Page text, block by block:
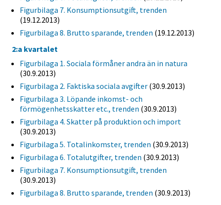
Figurbilaga 7. Konsumptionsutgift, trenden
(19.12.2013)
Figurbilaga 8. Brutto sparande, trenden (19.12.2013)
2:a kvartalet
Figurbilaga 1. Sociala förmåner andra än in natura
(30.9.2013)
Figurbilaga 2. Faktiska sociala avgifter (30.9.2013)
Figurbilaga 3. Löpande inkomst- och
förmögenhetsskatter etc., trenden (30.9.2013)
Figurbilaga 4. Skatter på produktion och import
(30.9.2013)
Figurbilaga 5. Totalinkomster, trenden (30.9.2013)
Figurbilaga 6. Totalutgifter, trenden (30.9.2013)
Figurbilaga 7. Konsumptionsutgift, trenden
(30.9.2013)
Figurbilaga 8. Brutto sparande, trenden (30.9.2013)